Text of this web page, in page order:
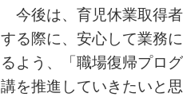
今後は、育児休業取得
する際に、安心して業務
るよう、「職場復帰プロ
講を推進していきたいと